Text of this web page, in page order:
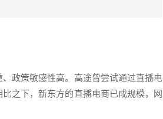
政策敏感性高。高途曾尝试通过直播电
之下，新东方的直播电商已成规模，网